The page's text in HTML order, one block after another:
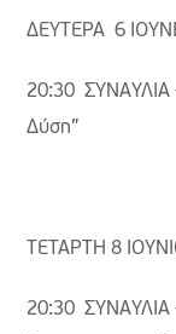
ΔΕΥΤΕΡΑ 6
20:30 ΣΥΝΑΥΛΙΑ
Δύση”
ΤΕΤΑΡΤΗ 8
20:30 ΣΥΝΑΥΛΙΑ